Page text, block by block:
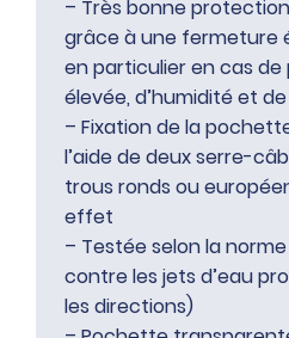
– Très bonne
grâce à une fermeture
en particulier en cas de
élevée, d’humidité et
– Fixation de la
l’aide de deux serre-
trous ronds ou
effet
– Testée selon la
contre les jets d’eau
les directions)